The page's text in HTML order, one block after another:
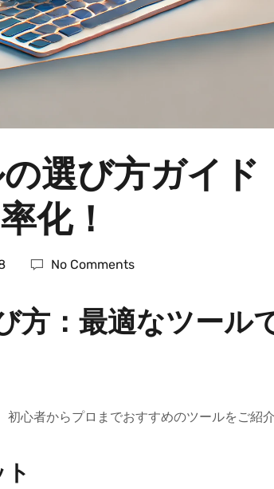
選び方ガイド
化！
No Comments
方：最適なツール
心者からプロまでおすすめのツールをご紹介